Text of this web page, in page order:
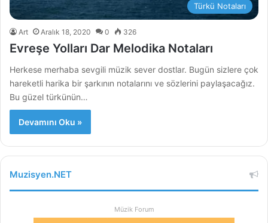
Türkü Notaları
Art Aralık 18, 2020 0 326
Evreşe Yolları Dar Melodika Notaları
Herkese merhaba sevgili müzik sever dostlar. Bugün sizlere çok
hareketli harika bir şarkının notalarını ve sözlerini paylaşacağız.
Bu güzel türkünün…
Devamını Oku »
Muzisyen.NET
Müzik Forum